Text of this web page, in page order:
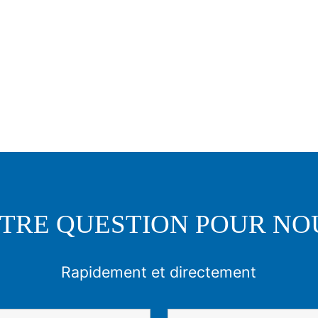
QUESTION POUR
Rapidement et directement